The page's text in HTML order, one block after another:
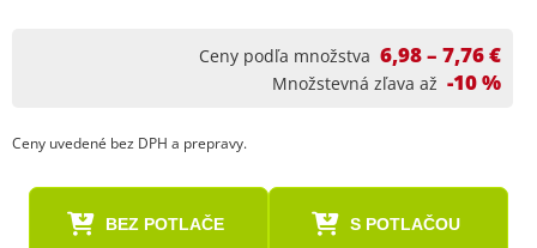
Ceny podľa množstva 6,98 – 7,76 €
Množstevná zľava až -10 %
Ceny uvedené bez DPH a prepravy.
BEZ POTLAČE S POTLAČOU